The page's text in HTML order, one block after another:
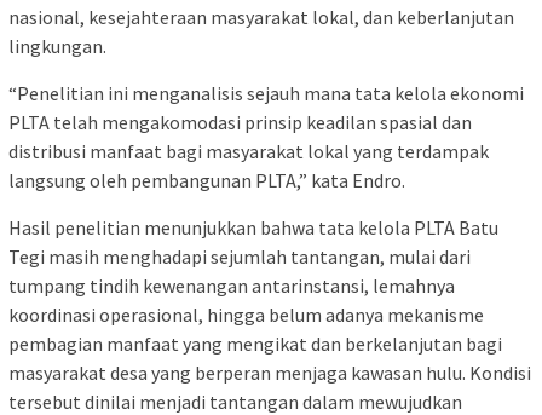
nasional, kesejahteraan masyarakat lokal, dan keberlanjutan
lingkungan.
“Penelitian ini menganalisis sejauh mana tata kelola ekonomi
PLTA telah mengakomodasi prinsip keadilan spasial dan
distribusi manfaat bagi masyarakat lokal yang terdampak
langsung oleh pembangunan PLTA,” kata Endro.
Hasil penelitian menunjukkan bahwa tata kelola PLTA Batu
Tegi masih menghadapi sejumlah tantangan, mulai dari
tumpang tindih kewenangan antarinstansi, lemahnya
koordinasi operasional, hingga belum adanya mekanisme
pembagian manfaat yang mengikat dan berkelanjutan bagi
masyarakat desa yang berperan menjaga kawasan hulu. Kondisi
tersebut dinilai menjadi tantangan dalam mewujudkan